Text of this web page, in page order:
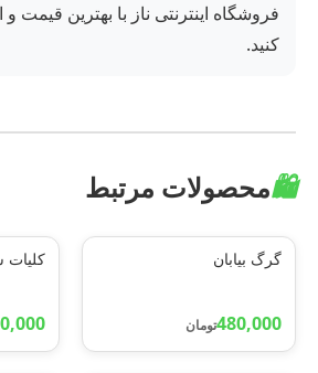
فروشگاه اینترنتی ناز با بهترین قیمت
کنید.
🛍️محصولات مرتبط
گرگ بیابان
480,000تومان